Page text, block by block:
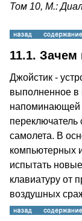
Том 10, М.:
11.1. Зачем
Джойстик -
выполненное в
напоминающей
переключатель
самолета. В
компьютерных
испытать
клавиатуру от
воздушных